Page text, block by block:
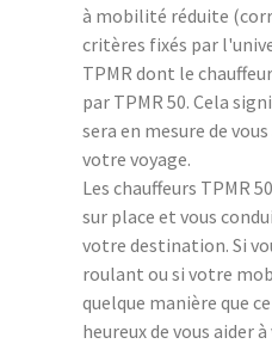
à mobilité réduite
critères fixés par
TPMR dont le
par TPMR 50. Cela
sera en mesure de
votre voyage.
Les chauffeurs TPMR
sur place et vous
votre destination. Si
roulant ou si votre
quelque manière que
heureux de vous aider